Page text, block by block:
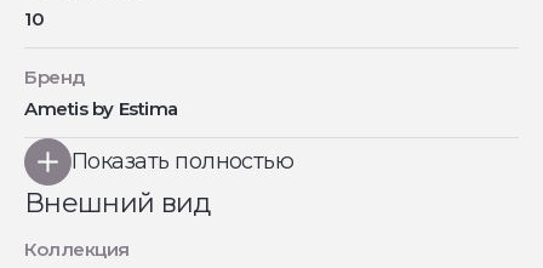
10
Бренд
Ametis by Estima
Показать полностью
Внешний вид
Коллекция